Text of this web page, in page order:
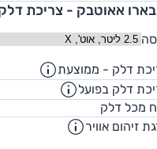
אאוטבק - צריכת
דלק - ממוצעת
דלק בפועל
מכל דלק
זיהום אוויר